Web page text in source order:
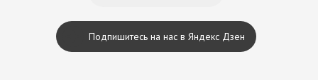
Подпишитесь на нас в Яндекс Дзен